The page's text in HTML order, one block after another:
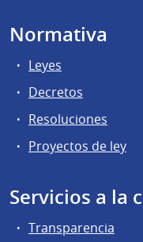
Normativa
Leyes
Decretos
Resoluciones
Proyectos de ley
Servicios a la
Transparencia